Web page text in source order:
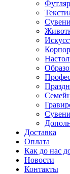
Доставка
Оплата
Как до нас
Новости
Контакты